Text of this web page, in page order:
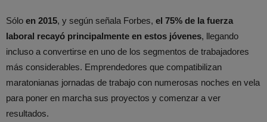
Sólo en 2015, y según señala Forbes, el 75% de la fuerza
laboral recayó principalmente en estos jóvenes, llegando
incluso a convertirse en uno de los segmentos de trabajadores
más considerables. Emprendedores que compatibilizan
maratonianas jornadas de trabajo con numerosas noches en vela
para poner en marcha sus proyectos y comenzar a ver
resultados.